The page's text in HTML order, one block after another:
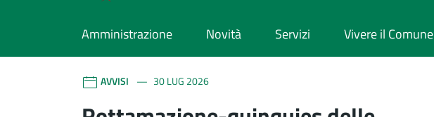
Amministrazione Novità Servizi Vivere il Comune
Comune di Mammola
Contenuti in evidenza
AVVISI 30 LUG 2026